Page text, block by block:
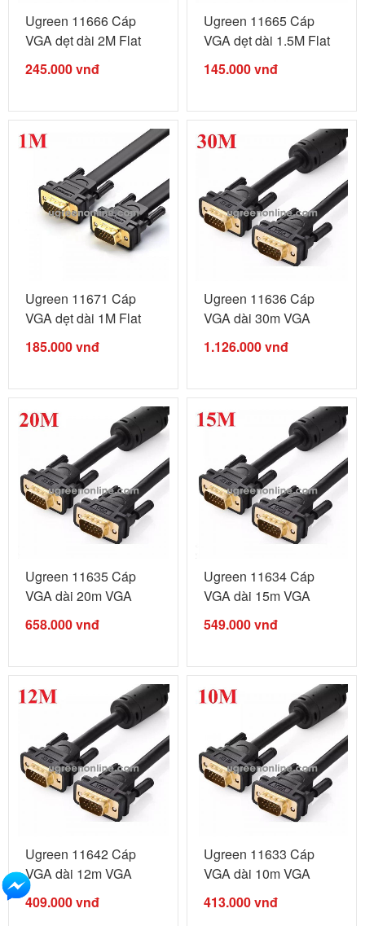
Ugreen 11666 Cáp
VGA dẹt dài 2M Flat
VGA Male ...
245.000vnđ
Ugreen 11665 Cáp
VGA dẹt dài 1.5M Flat
VGA ...
145.000vnđ
Ugreen 11671 Cáp
VGA dẹt dài 1M Flat
VGA Male ...
185.000vnđ
Ugreen 11636 Cáp
VGA dài 30m VGA
Male to Male ...
1.126.000vnđ
Ugreen 11635 Cáp
VGA dài 20m VGA
Male to Male ...
658.000vnđ
Ugreen 11634 Cáp
VGA dài 15m VGA
Male to Male ...
549.000vnđ
Ugreen 11642 Cáp
VGA dài 12m VGA
Male to Male ...
409.000vnđ
Ugreen 11633 Cáp
VGA dài 10m VGA
Male to Male ...
413.000vnđ